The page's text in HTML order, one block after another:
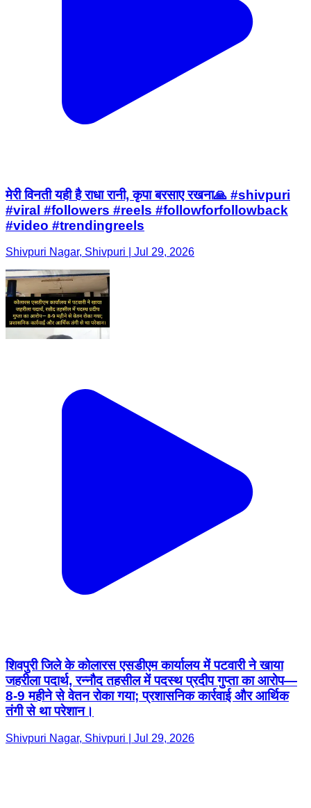
मेरी विनती यही है राधा रानी, कृपा बरसाए रखना🙏 #shivpuri
#viral #followers #reels #followforfollowback
शिवपुरी जिले के कोलारस एसडीएम कार्यालय में पटवारी ने खाया
Shivpuri Nagar, Shivpuri | Jul 29, 2026
T&CPrivacy PolicyContact UsIPR